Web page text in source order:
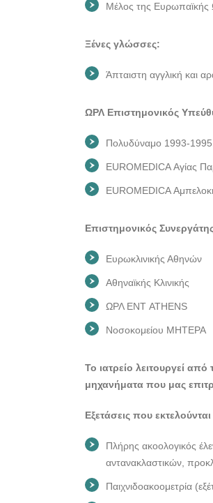
Μέλος της Ευρωπαϊκής
Ξένες γλώσσες:
Άπταιστη αγγλική και
ΩΡΛ Επιστημονικός
Πολυδύναμο 1993-1995.
EUROMEDICA Αγίας
EUROMEDICA
Επιστημονικός
Ευρωκλινικής Αθηνών
Αθηναϊκής Κλινικής
ΩΡΛ ΕΝΤ ATHENS
Νοσοκομείου ΜΗΤΕΡΑ
Το ιατρείο λειτουργεί
μηχανήματα που μας
Εξετάσεις που
Πλήρης ακοολογικός
αντανακλαστικών,
Παιχνιδοακοομετρία